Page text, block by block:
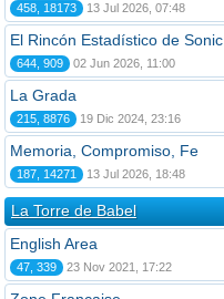
458, 18173 13 Jul 2026, 07:48
El Rincón Estadístico de Sonic
644, 909 02 Jun 2026, 11:00
La Grada
215, 8876 19 Dic 2024, 23:16
Memoria, Compromiso, Fe
187, 14271 13 Jul 2026, 18:48
La Torre de Babel
English Area
47, 339 23 Nov 2021, 17:22